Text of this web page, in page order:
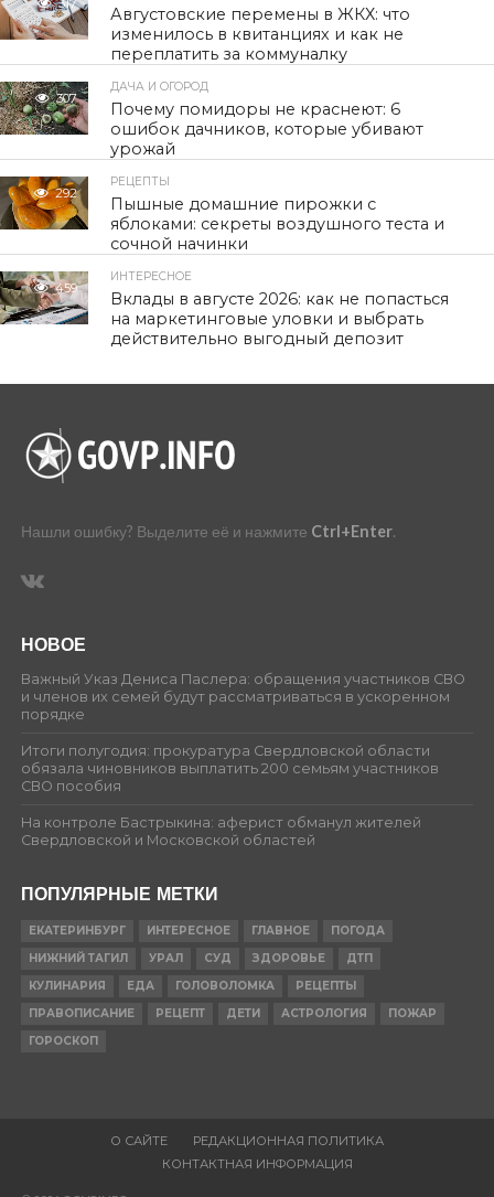
Августовские перемены в ЖКХ: что
изменилось в квитанциях и как не
переплатить за коммуналку
307
ДАЧА И ОГОРОД
Почему помидоры не краснеют: 6
ошибок дачников, которые убивают
урожай
292
РЕЦЕПТЫ
Пышные домашние пирожки с
яблоками: секреты воздушного теста и
сочной начинки
459
ИНТЕРЕСНОЕ
Вклады в августе 2026: как не попасться
на маркетинговые уловки и выбрать
действительно выгодный депозит
Нашли ошибку? Выделите её и нажмите Ctrl+Enter.
НОВОЕ
Важный Указ Дениса Паслера: обращения участников СВО
и членов их семей будут рассматриваться в ускоренном
порядке
Итоги полугодия: прокуратура Свердловской области
обязала чиновников выплатить 200 семьям участников
СВО пособия
На контроле Бастрыкина: аферист обманул жителей
Свердловской и Московской областей
ПОПУЛЯРНЫЕ МЕТКИ
ЕКАТЕРИНБУРГ ИНТЕРЕСНОЕ ГЛАВНОЕ
ПОГОДА
НИЖНИЙ ТАГИЛ
УРАЛ СУД ЗДОРОВЬЕ
ДТП
КУЛИНАРИЯ
ЕДА ГОЛОВОЛОМКА
РЕЦЕПТЫ
ПРАВОПИСАНИЕ
РЕЦЕПТ ДЕТИ АСТРОЛОГИЯ
ПОЖАР
ГОРОСКОП
О САЙТЕ
РЕДАКЦИОННАЯ ПОЛИТИКА
КОНТАКТНАЯ ИНФОРМАЦИЯ